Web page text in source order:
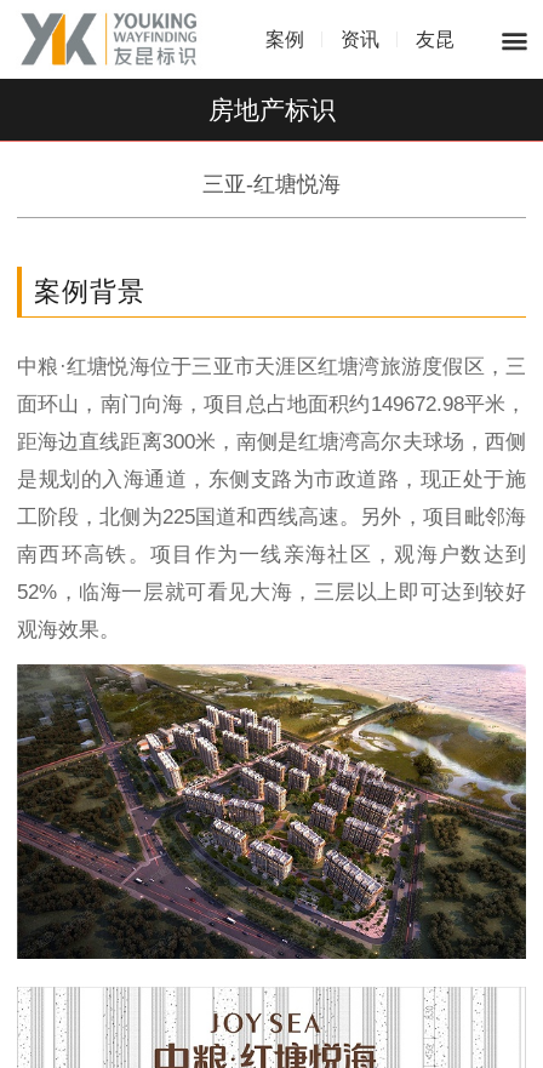
案例 资讯 友昆
房地产标识
三亚-红塘悦海
案例背景
中粮·红塘悦海位于三亚市天涯区红塘湾旅游度假区，三
面环山，南门向海，项目总占地面积约149672.98平米，
距海边直线距离300米，南侧是红塘湾高尔夫球场，西侧
是规划的入海通道，东侧支路为市政道路，现正处于施
工阶段，北侧为225国道和西线高速。另外，项目毗邻海
南西环高铁。项目作为一线亲海社区，观海户数达到
52%，临海一层就可看见大海，三层以上即可达到较好
观海效果。